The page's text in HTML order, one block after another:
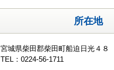
所在地
宮城県柴田郡柴田町船迫日光４８
TEL：0224-56-1711